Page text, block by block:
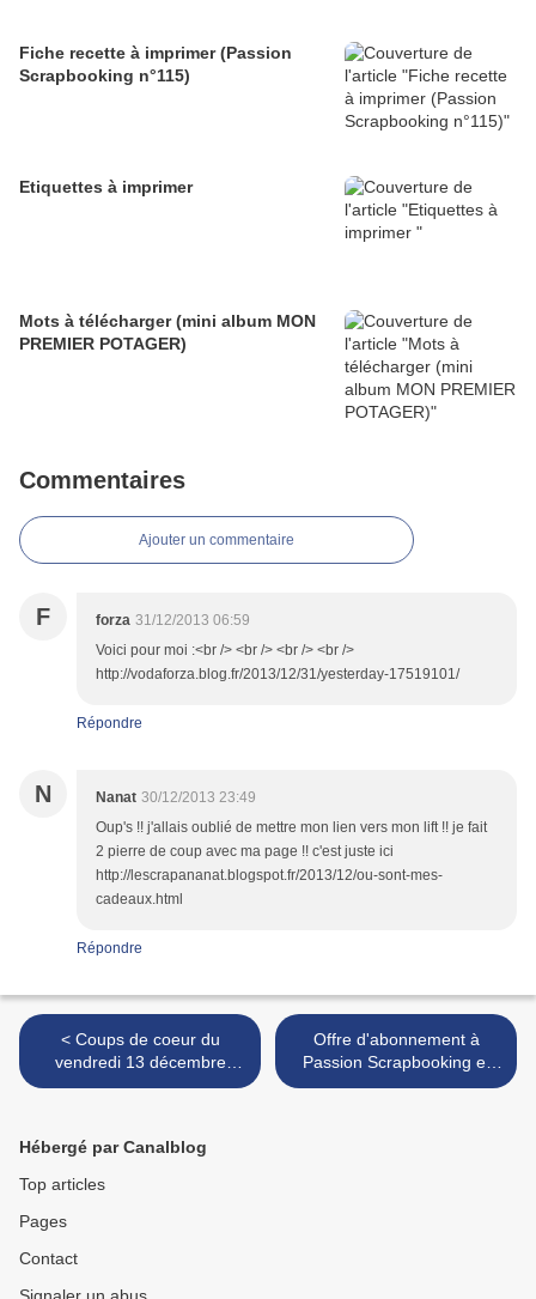
Fiche recette à imprimer (Passion
Scrapbooking n°115)
Etiquettes à imprimer
Mots à télécharger (mini album MON
PREMIER POTAGER)
Commentaires
Ajouter un commentaire
F forza 31/12/2013 06:59
Voici pour moi :<br /> <br /> <br /> <br />
http://vodaforza.blog.fr/2013/12/31/yesterday-17519101/
Répondre
N Nanat 30/12/2013 23:49
Oup's !! j'allais oublié de mettre mon lien vers mon lift !! je fait
2 pierre de coup avec ma page !! c'est juste ici
http://lescrapananat.blogspot.fr/2013/12/ou-sont-mes-
cadeaux.html
Répondre
< Coups de coeur du
vendredi 13 décembre
2013
Offre d'abonnement à
Passion Scrapbooking et
Bonus >
Hébergé par Canalblog
Top articles
Pages
Contact